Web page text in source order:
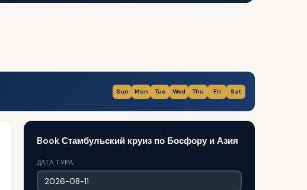
Sun Mon Tue Wed Thu Fri Sat
Book Стамбульский круиз по Босфору и Азия
ДАТА ТУРА